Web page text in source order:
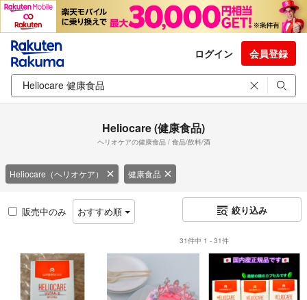
ログイン 会員登録
Heliocare (健康食品)
ヘリオケアの健康食品 / 食品/飲料/酒
Heliocare（ヘリオケア） 健康食品
販売中のみ おすすめ順 絞り込み
31件中 1 - 31件